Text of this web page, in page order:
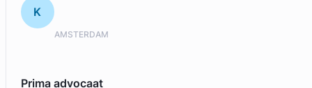
K
AMSTERDAM
Prima advocaat